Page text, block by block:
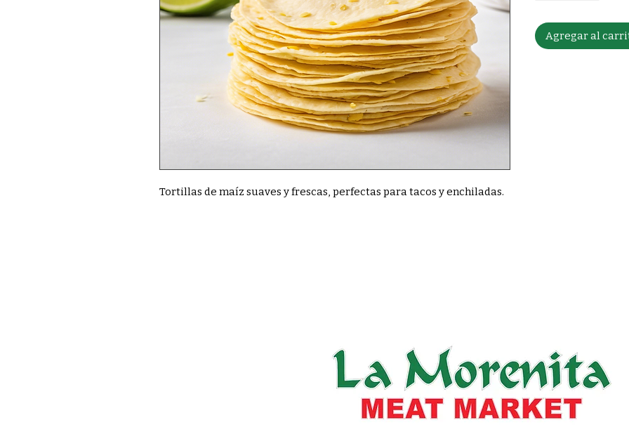
Tortillas de maíz suaves y frescas, perfectas para tacos y enchiladas.
Agregar al